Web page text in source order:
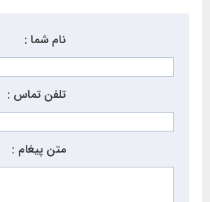
نام شما :
تلفن تماس :
متن پیغام :